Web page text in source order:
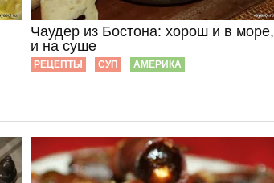
Чаудер из Бостона: хорош и в море,
и на суше
РЕЦЕПТЫ СУП АМЕРИКА